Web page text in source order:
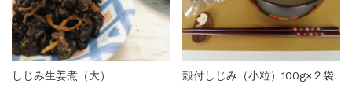
しじみ生姜煮（大） 殻付しじみ（小粒）100g×２袋